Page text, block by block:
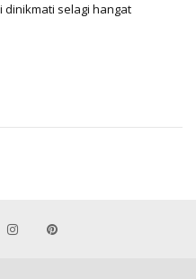
dinikmati selagi hangat